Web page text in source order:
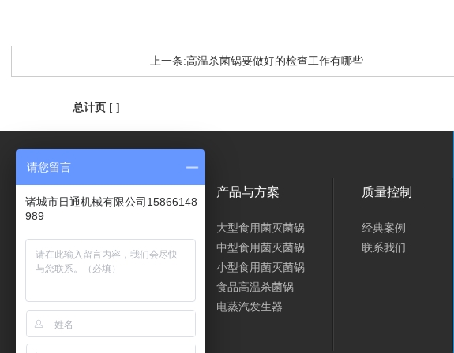
上一条:高温杀菌锅要做好的检查工作有哪些
总计页 [ ]
厂容厂貌
服务支持
产品与方案
大型食用菌灭菌锅
中型食用菌灭菌锅
小型食用菌灭菌锅
食品高温杀菌锅
电蒸汽发生器
质量控制
经典案例
联系我们
请您留言
诸城市日通机械有限公司15866148
989